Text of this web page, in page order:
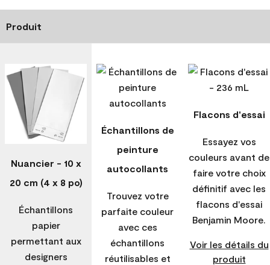
Produit
Nuancier - 10 x
20 cm (4 x 8 po)
Échantillons
papier
permettant aux
designers
Échantillons de
peinture
autocollants
Trouvez votre
parfaite couleur
avec ces
échantillons
réutilisables et
Flacons d'essai
Essayez vos
couleurs avant de
faire votre choix
définitif avec les
flacons d'essai
Benjamin Moore.
Voir les détails du
produit